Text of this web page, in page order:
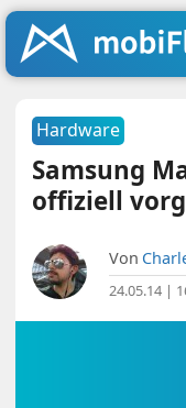
Hardware
Samsung
offiziell
Von
24.05.14 |